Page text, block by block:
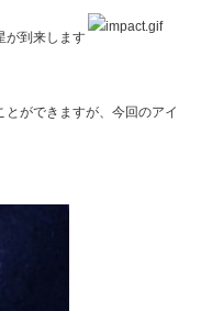
が到来します
とができますが、今回のアイ